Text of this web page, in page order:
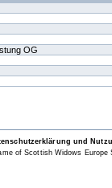
OG
und
of Scottish Widows